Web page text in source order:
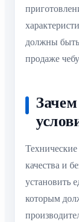
должны
продаже
качества и
установить
которым